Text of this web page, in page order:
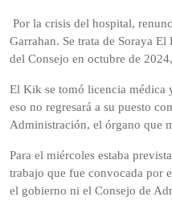
Por la crisis del hospital,
Garrahan. Se trata de Soraya
del Consejo en octubre de
El Kik se tomó licencia médica
eso no regresará a su puesto
Administración, el órgano que
Para el miércoles estaba
trabajo que fue convocada por
el gobierno ni el Consejo de